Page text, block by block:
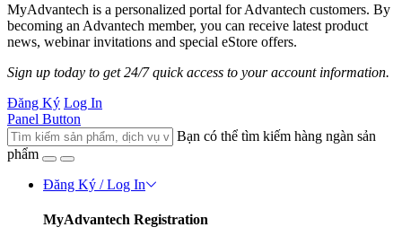
MyAdvantech is a personalized portal for Advantech customers. By
becoming an Advantech member, you can receive latest product
news, webinar invitations and special eStore offers.
Sign up today to get 24/7 quick access to your account information.
Đăng Ký Log In
Panel Button
Bạn có thể tìm kiếm hàng ngàn sản
phẩm
Đăng Ký / Log In
MyAdvantech Registration